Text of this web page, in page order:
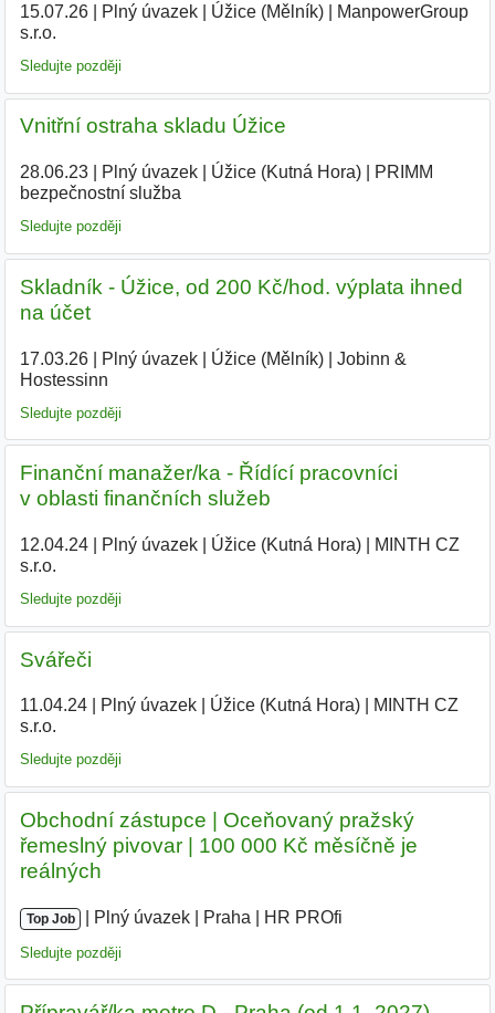
15.07.26| Plný úvazek| Úžice (Mělník)|
ManpowerGroup
s.r.o.
Sledujte později
Vnitřní ostraha skladu Úžice
28.06.23| Plný úvazek| Úžice (Kutná Hora)|
PRIMM
bezpečnostní služba
Sledujte později
Skladník - Úžice, od 200 Kč/hod. výplata ihned
na účet
17.03.26| Plný úvazek| Úžice (Mělník)|
Jobinn &
Hostessinn
Sledujte později
Finanční manažer/ka - Řídící pracovníci
v oblasti finančních služeb
12.04.24| Plný úvazek| Úžice (Kutná Hora)|
MINTH CZ
s.r.o.
Sledujte později
Svářeči
11.04.24| Plný úvazek| Úžice (Kutná Hora)|
MINTH CZ
s.r.o.
Sledujte později
Obchodní zástupce | Oceňovaný pražský
řemeslný pivovar | 100 000 Kč měsíčně je
reálných
Top Job Plný úvazek Praha HR PROfi
Sledujte později